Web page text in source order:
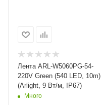
Лента ARL-W5060PG-54-
220V Green (540 LED, 10m)
(Arlight, 9 Вт/м, IP67)
Много